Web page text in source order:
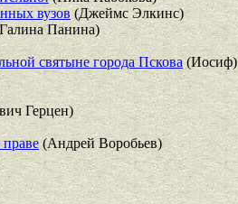
вузов(Джеймс Элкинс)
Панина)
святыне города Пскова(Иосиф)
Герцен)
(Андрей Воробьев)